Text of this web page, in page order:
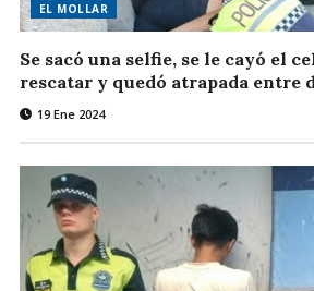
EL MOLLAR
Se sacó una selfie, se le cayó el
rescatar y quedó atrapada entre
19 Ene 2024